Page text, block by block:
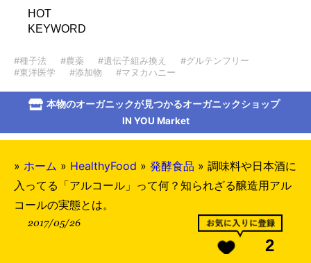
HOT
KEYWORD
#種子法 #農薬 #遺伝子組み換え
#グルテンフリー
#東洋医学
#添加物 #マヌカハニー
本物のオーガニックが見つかるオーガニックショップ
IN YOU Market
» ホーム » HealthyFood » 発酵食品 » 調味料や日本酒に
入ってる「アルコール」って何？知られざる醸造用アル
コールの実態とは。
2017/05/26
2